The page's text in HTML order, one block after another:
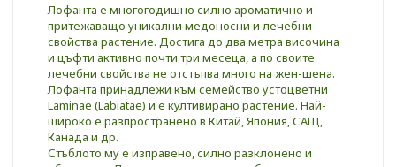
Лофанта е многогодишно силно ароматично и
притежаващо уникални медоносни и лечебни
свойства растение. Достига до два метра височина
и цъфти активно почти три месеца, а по своите
лечебни свойства не отстъпва много на жен-шена.
Лофанта принадлежи към семейство устоцветни
Laminae (Labiatae) и е култивирано растение. Най-
широко е разпространено в Китай, Япония, САЩ,
Канада и др.
Стъблото му е изправено, силно разклонено и